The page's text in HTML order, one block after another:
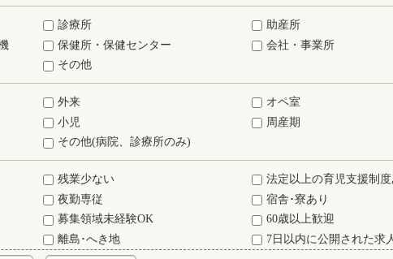
診療所 助産所
保健所・保健センター 会社・事業所
その他
外来 オペ室
小児 周産期
その他(病院、診療所のみ)
残業少ない 法定以上の育児支援制度
夜勤専従 宿舎･寮あり
募集領域未経験OK 60歳以上歓迎
離島･へき地 7日以内に公開された求